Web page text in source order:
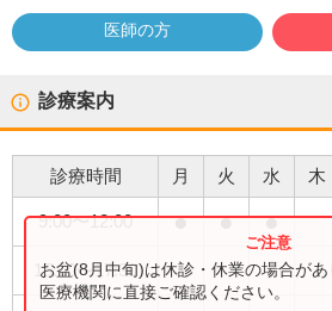
医師の方
診療案内
診療時間 月 火 水 木
9:00〜12:00 ● ● ●
15:00〜17:30
お盆(8月中旬)は休診・休業の場合が
医療機関に直接ご確認ください。